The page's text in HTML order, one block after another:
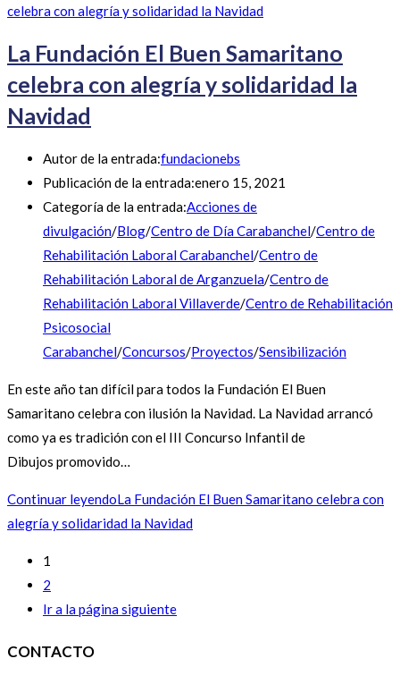
La Fundación El Buen Samaritano
celebra con alegría y solidaridad la
Navidad
Autor de la entrada:fundacionebs
Publicación de la entrada:enero 15, 2021
Categoría de la entrada:Acciones de
divulgación/Blog/Centro de Día Carabanchel/Centro de
Rehabilitación Laboral Carabanchel/Centro de
Rehabilitación Laboral de Arganzuela/Centro de
Rehabilitación Laboral Villaverde/Centro de Rehabilitación
Psicosocial
Carabanchel/Concursos/Proyectos/Sensibilización
En este año tan difícil para todos la Fundación El Buen
Samaritano celebra con ilusión la Navidad. La Navidad arrancó
como ya es tradición con el III Concurso Infantil de
Dibujos promovido…
Continuar leyendoLa Fundación El Buen Samaritano celebra con
alegría y solidaridad la Navidad
1
2
Ir a la página siguiente
CONTACTO